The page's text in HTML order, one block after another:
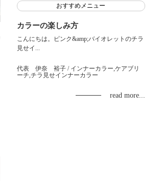
おすすめメニュー
カラーの楽しみ方
こんにちは。ピンク&amp;バイオレットのチラ
見せイ...
代表 伊奈 裕子/ インナーカラー,ケアブリ
ーチ,チラ見せインナーカラー
read more...